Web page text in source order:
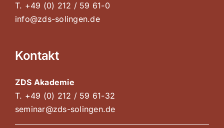
T. +49 (0) 212 / 59 61-0
info@zds-solingen.de
Kontakt
ZDS Akademie
T. +49 (0) 212 / 59 61-32
seminar@zds-solingen.de